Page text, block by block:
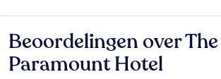
Beoordelingen
Beoordelingen over The
Paramount Hotel